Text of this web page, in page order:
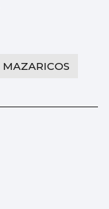
MAZARICOS